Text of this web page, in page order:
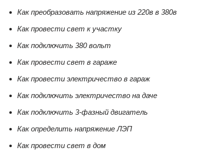
Как преобразовать напряжение из 220в в 380в
Как провести свет к участку
Как подключить 380 вольт
Как провести свет в гараже
Как провести электричество в гараж
Как подключить электричество на даче
Как подключить 3-фазный двигатель
Как определить напряжение ЛЭП
Как провести свет в дом